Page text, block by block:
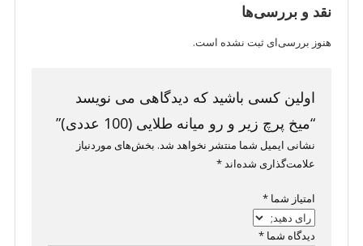
نقد و بررسی‌ها
هنوز بررسی‌ای ثبت نشده است.
اولین کسی باشید که دیدگاهی می نویسد
“میخ پرچ زیر و رو میانه طلایی (100 عددی)”
نشانی ایمیل شما منتشر نخواهد شد. بخش‌های موردنیاز
علامت‌گذاری شده‌اند*
امتیاز شما *
دیدگاه شما *